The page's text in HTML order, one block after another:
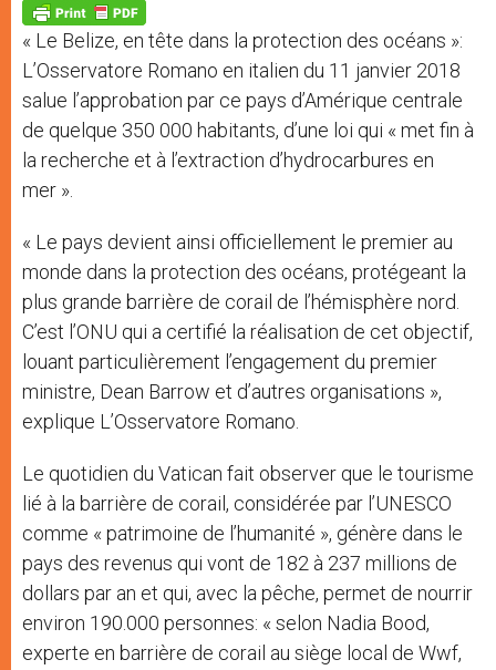
p
p
g
e
r
o
k
« Le Belize, en tête dans la protection des océans »:
L’Osservatore Romano en italien du 11 janvier 2018
salue l’approbation par ce pays d’Amérique centrale
de quelque 350 000 habitants, d’une loi qui « met fin à
la recherche et à l’extraction d’hydrocarbures en
mer ».
« Le pays devient ainsi officiellement le premier au
monde dans la protection des océans, protégeant la
plus grande barrière de corail de l’hémisphère nord.
C’est l’ONU qui a certifié la réalisation de cet objectif,
louant particulièrement l’engagement du premier
ministre, Dean Barrow et d’autres organisations »,
explique L’Osservatore Romano.
Le quotidien du Vatican fait observer que le tourisme
lié à la barrière de corail, considérée par l’UNESCO
comme « patrimoine de l’humanité », génère dans le
pays des revenus qui vont de 182 à 237 millions de
dollars par an et qui, avec la pêche, permet de nourrir
environ 190.000 personnes: « selon Nadia Bood,
experte en barrière de corail au siège local de Wwf,